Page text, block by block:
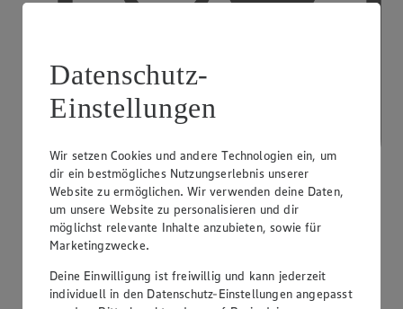
PAYBACK
Datenschutz-
Einstellungen
Wir setzen Cookies und andere Technologien ein, um
dir ein bestmögliches Nutzungserlebnis unserer
Website zu ermöglichen. Wir verwenden deine Daten,
um unsere Website zu personalisieren und dir
möglichst relevante Inhalte anzubieten, sowie für
Marketingzwecke.
Deine Einwilligung ist freiwillig und kann jederzeit
individuell in den Datenschutz-Einstellungen angepasst